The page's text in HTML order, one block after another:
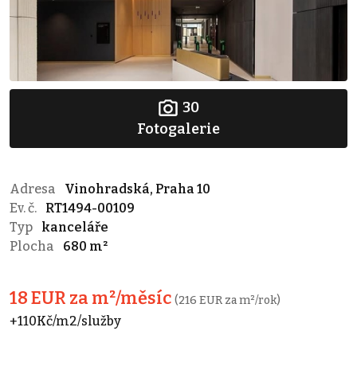
30
Fotogalerie
Adresa
Vinohradská, Praha 10
Ev. č.
RT1494-00109
Typ
kanceláře
Plocha
680 m²
18 EUR za m²/měsíc (216 EUR za m²/rok)
+110Kč/m2/služby